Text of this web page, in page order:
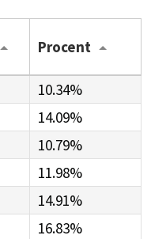
Procent
10.34%
14.09%
10.79%
11.98%
14.91%
16.83%